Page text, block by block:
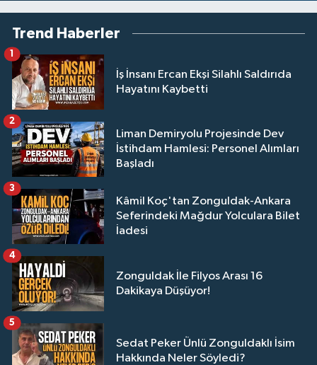
Trend Haberler
İş İnsanı Ercan Ekşi Silahlı Saldırıda
Hayatını Kaybetti
1
Liman Demiryolu Projesinde Dev
İstihdam Hamlesi: Personel Alımları
Başladı
2
Kâmil Koç'tan Zonguldak-Ankara
Seferindeki Mağdur Yolculara Bilet
İadesi
3
Zonguldak İle Filyos Arası 16
Dakikaya Düşüyor!
4
Sedat Peker Ünlü Zonguldaklı İsim
Hakkında Neler Söyledi?
5